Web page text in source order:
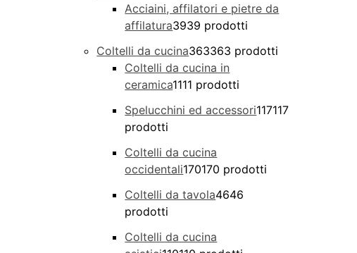
Acciaini, affilatori e pietre da
affilatura3939 prodotti
Coltelli da cucina363363 prodotti
Coltelli da cucina in
ceramica1111 prodotti
Spelucchini ed accessori117117
prodotti
Coltelli da cucina
occidentali170170 prodotti
Coltelli da tavola4646
prodotti
Coltelli da cucina